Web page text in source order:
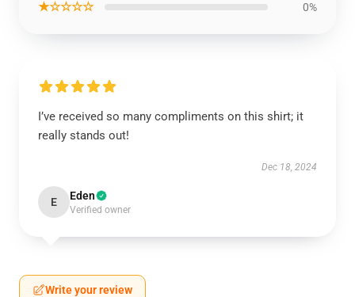
★☆☆☆☆ 0%
I’ve received so many compliments on this shirt; it
really stands out!
Dec 18, 2024
E Eden
Verified owner
Write your review